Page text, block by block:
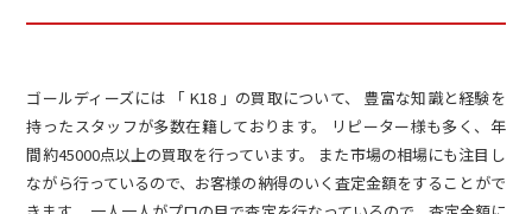
ゴールディーズには 「 K18 」の買取について、 豊富な知識と経験を
持ったスタッフが多数在籍しております。 リピーター様も多く、年
間約45000点以上の買取を行っています。 また市場の相場にも注目し
ながら行っているので、お客様の納得のいく査定金額をすることがで